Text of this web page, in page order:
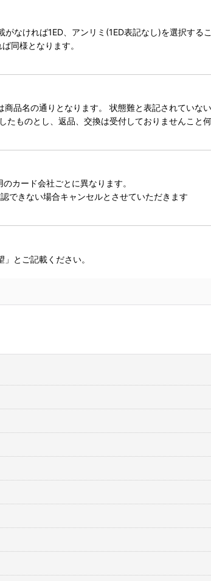
なければ1ED、アンリミ(1ED表記なし)を選択するこ
同様となります。
品名の通りとなります。 状態難と表記されていな
ものとし、返品、交換は受付しておりませんこと
カード会社ごとに異なります。
できない場合キャンセルとさせていただきます
とご記載ください。